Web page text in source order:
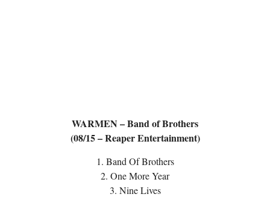
WARMEN – Band of Brothers
(08/15 – Reaper Entertainment)
1. Band Of Brothers
2. One More Year
3. Nine Lives